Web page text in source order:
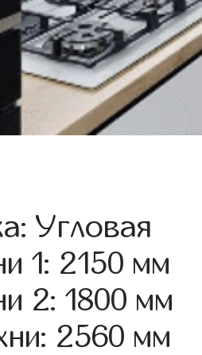
Угловая
1: 2150 мм
2: 1800 мм
2560 мм